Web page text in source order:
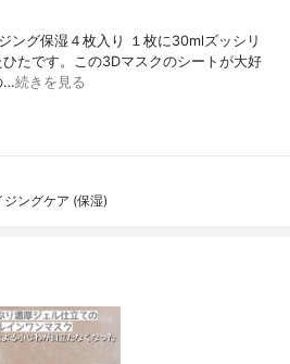
ング保湿４枚入り １枚に30mlズッシリ
たです。この3Dマスクのシートが大好
…続きを見る
ングケア (保湿)